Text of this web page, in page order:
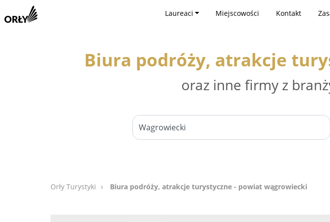
Laureaci Miejscowości Kontakt
Biura podróży, atrakcje
oraz inne firmy z
Orły Turystyki Biura podróży, atrakcje turystyczne - powiat wągrowiecki